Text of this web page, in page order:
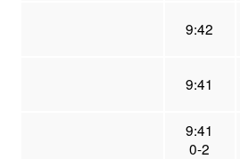
9:42
9:41
9:41
0-2